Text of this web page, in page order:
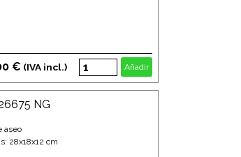
€ (IVA incl.) Añadir
NG
aseo
28x18x12 cm